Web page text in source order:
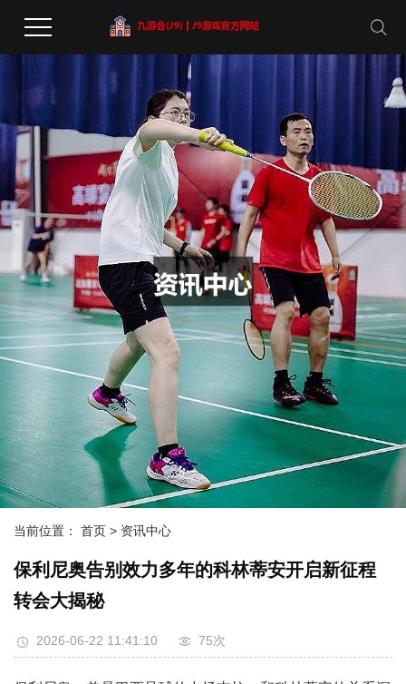
当前位置： 首页 > 资讯中心
保利尼奥告别效力多年的科林蒂安开启新征程
转会大揭秘
2026-06-22 11:41:10 75次